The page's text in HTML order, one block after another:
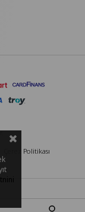
Çerez Politikası